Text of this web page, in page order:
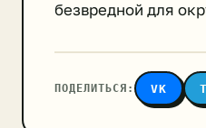
безвредной для
ПОДЕЛИТЬСЯ: VK